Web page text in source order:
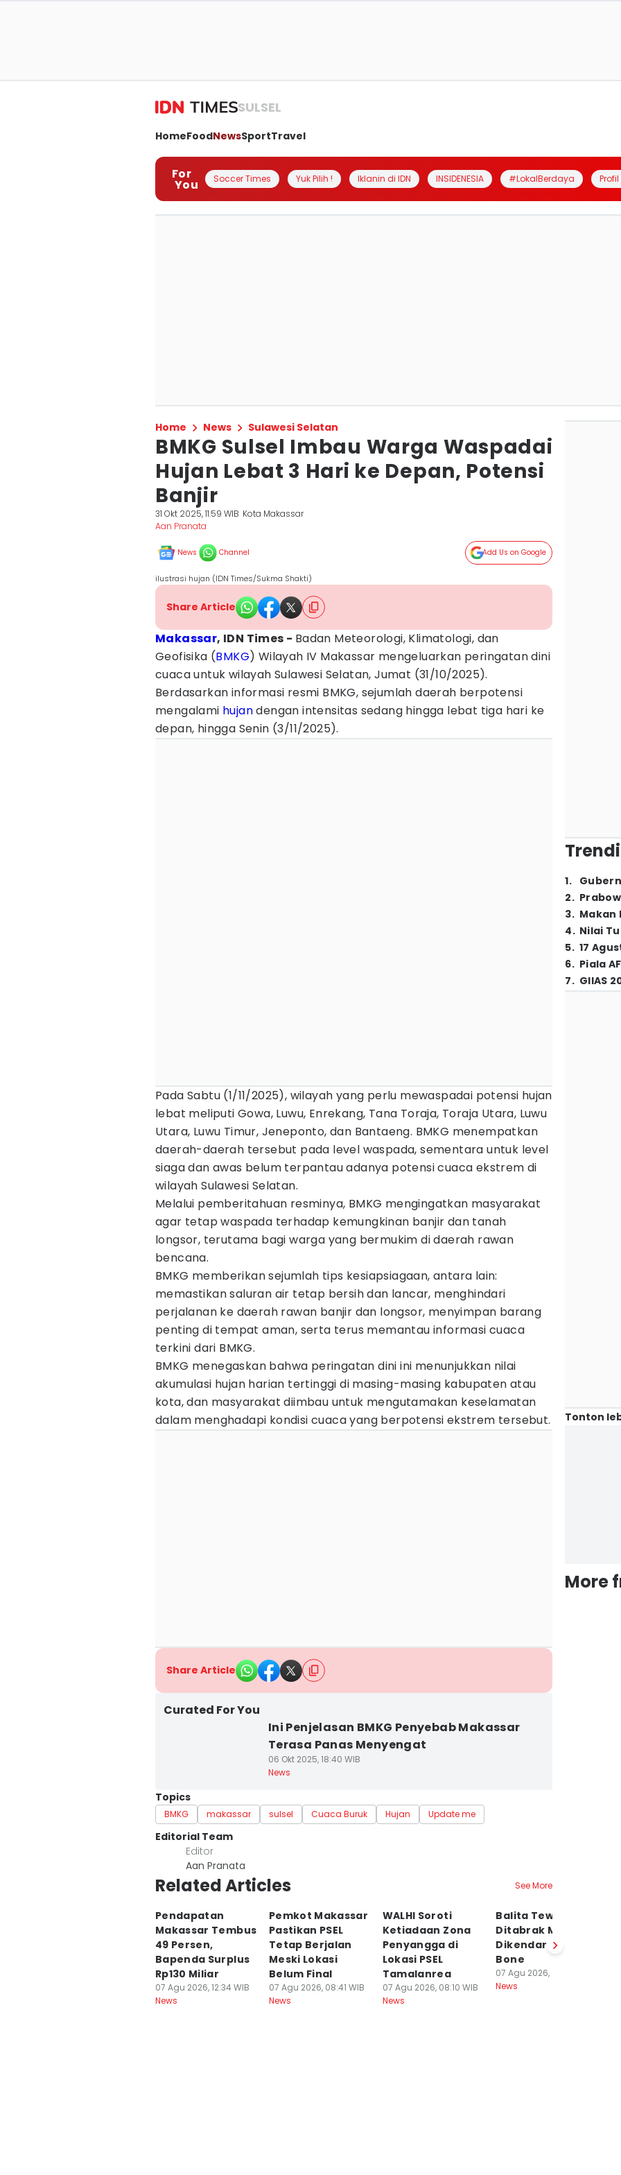
SULSEL
HomeFoodNewsSportTravel
For
You Soccer Times Yuk Pilih ! Iklanin di IDN INSIDENESIA #LokalBerdaya
Home News Sulawesi Selatan
BMKG Sulsel Imbau Warga Waspadai
Hujan Lebat 3 Hari ke Depan, Potensi
Banjir
31 Okt 2025, 11:59 WIB Kota Makassar
Aan Pranata
News Channel Add Us on Google
ilustrasi hujan (IDN Times/Sukma Shakti)
Share Article
Makassar, IDN Times - Badan Meteorologi, Klimatologi, dan
Geofisika (BMKG) Wilayah IV Makassar mengeluarkan peringatan dini
cuaca untuk wilayah Sulawesi Selatan, Jumat (31/10/2025).
Berdasarkan informasi resmi BMKG, sejumlah daerah berpotensi
mengalami hujandengan intensitas sedang hingga lebat tiga hari ke
depan, hingga Senin (3/11/2025).
Pada Sabtu (1/11/2025), wilayah yang perlu mewaspadai potensi hujan
lebat meliputi Gowa, Luwu, Enrekang, Tana Toraja, Toraja Utara, Luwu
Utara, Luwu Timur, Jeneponto, dan Bantaeng. BMKG menempatkan
daerah-daerah tersebut pada level waspada, sementara untuk level
siaga dan awas belum terpantau adanya potensi cuaca ekstrem di
wilayah Sulawesi Selatan.
Melalui pemberitahuan resminya, BMKG mengingatkan masyarakat
agar tetap waspada terhadap kemungkinan banjir dan tanah
longsor, terutama bagi warga yang bermukim di daerah rawan
bencana.
BMKG memberikan sejumlah tips kesiapsiagaan, antara lain:
memastikan saluran air tetap bersih dan lancar, menghindari
perjalanan ke daerah rawan banjir dan longsor, menyimpan barang
penting di tempat aman, serta terus memantau informasi cuaca
terkini dari BMKG.
BMKG menegaskan bahwa peringatan dini ini menunjukkan nilai
akumulasi hujan harian tertinggi di masing-masing kabupaten atau
kota, dan masyarakat diimbau untuk mengutamakan keselamatan
dalam menghadapi kondisi cuaca yang berpotensi ekstrem tersebut.
Share Article
Curated For You
Ini Penjelasan BMKG Penyebab Makassar
Terasa Panas Menyengat
06 Okt 2025, 18:40 WIB
News
Topics
BMKG makassar sulsel Cuaca Buruk Hujan Update me
Editorial Team
Editor
Aan Pranata
Related Articles See More
Pendapatan
Makassar Tembus
49 Persen,
Bapenda Surplus
Rp130 Miliar
07 Agu 2026, 12:34 WIB
News
Pemkot Makassar
Pastikan PSEL
Tetap Berjalan
Meski Lokasi
Belum Final
07 Agu 2026, 08:41 WIB
News
WALHI Soroti
Ketiadaan Zona
Penyangga di
Lokasi PSEL
Tamalanrea
07 Agu 2026, 08:10 WIB
News
Balita Tewas
Ditabrak Mobil
Dikendarai Polisi di
Bone
07 Agu 2026, 01:38 WIB
News
1.
2.
3. Makan
4. Nilai
5. 17
6. Piala
7. GIIAS
Tonton
More